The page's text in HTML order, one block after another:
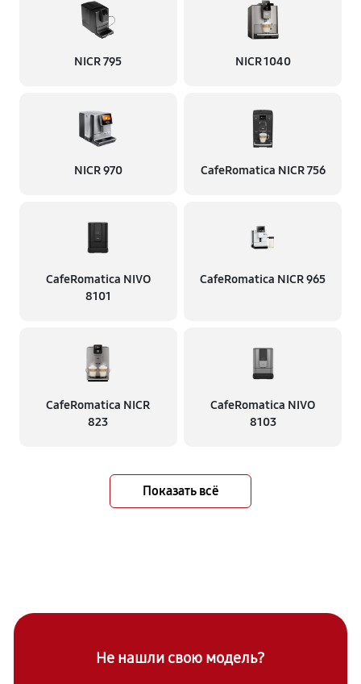
NICR 795 NICR 1040
NICR 970 CafeRomatica NICR 756
CafeRomatica NIVO
8101
CafeRomatica NICR 965
CafeRomatica NICR
823
CafeRomatica NIVO
8103
Показать всё
Не нашли свою модель?